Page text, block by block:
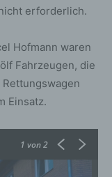
erforderlich.
Hofmann waren
Fahrzeugen, die
Einsatz.
1 von 2